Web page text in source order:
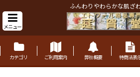
ふんわりやわらかな肌ざわ
メニュー
カテゴリ ご利用案内 弊社概要 特商法表